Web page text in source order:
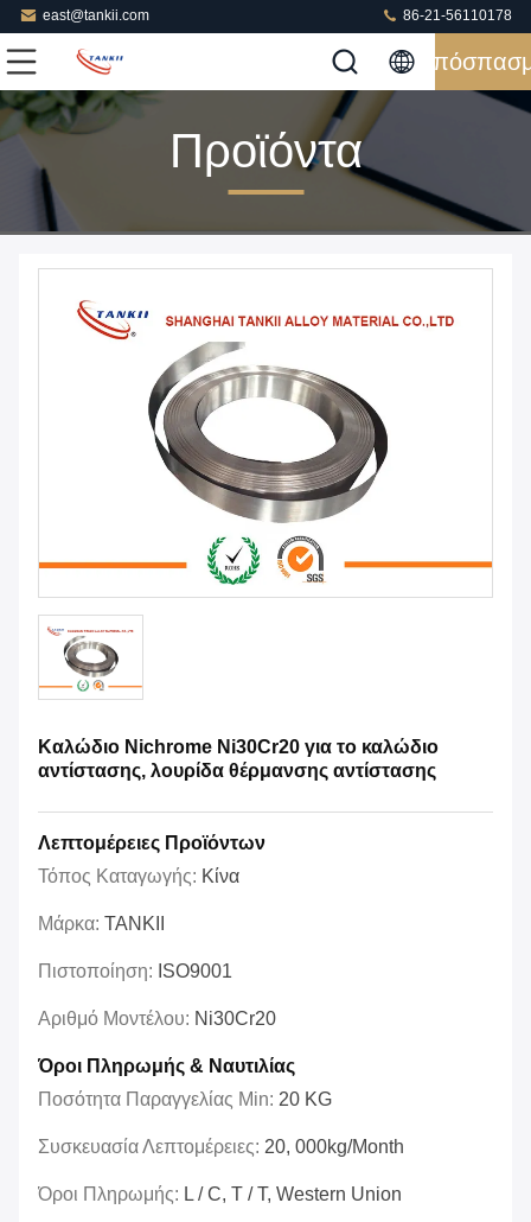
east@tankii.com 86-21-56110178
Προϊόντα
Καλώδιο Nichrome Ni30Cr20 για το καλώδιο
αντίστασης, λουρίδα θέρμανσης αντίστασης
Λεπτομέρειες Προϊόντων
Τόπος Καταγωγής: Κίνα
Μάρκα: TANKII
Πιστοποίηση: ISO9001
Αριθμό Μοντέλου: Ni30Cr20
Όροι Πληρωμής & Ναυτιλίας
Ποσότητα Παραγγελίας Min: 20 KG
Συσκευασία Λεπτομέρειες: 20, 000kg/month
Όροι Πληρωμής: L / C, T / T, Western Union